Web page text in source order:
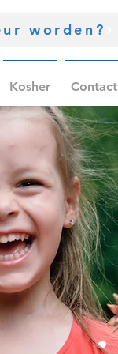
worden?
Kosher Contact